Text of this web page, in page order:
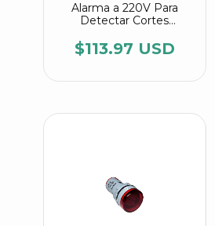
Alarma a 220V Para
Detectar Cortes
$113.97 USD